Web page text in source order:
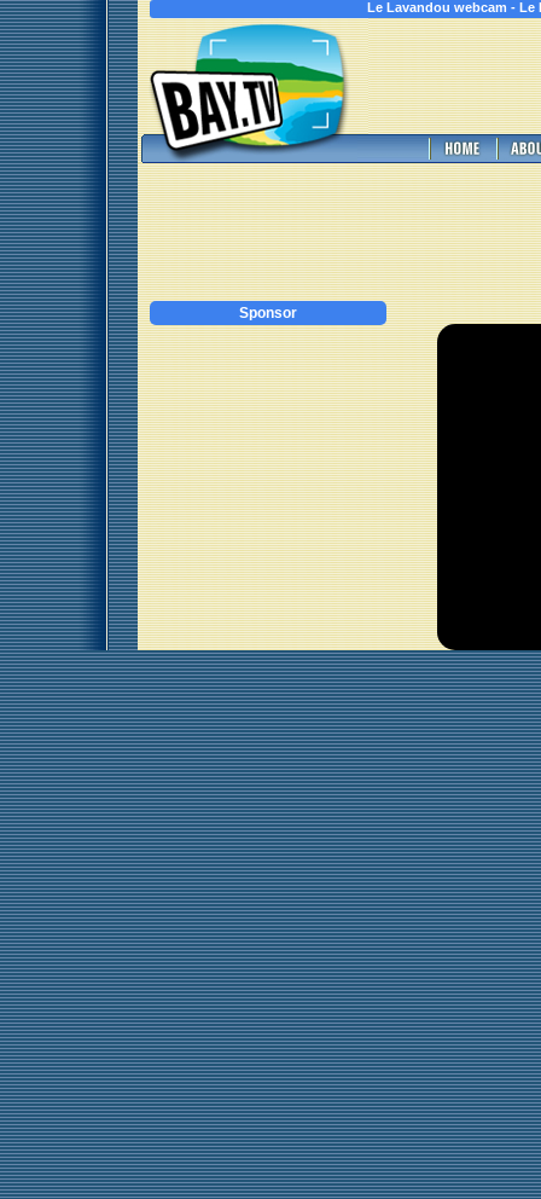
Le Lavandou webcam - Le
Sponsor